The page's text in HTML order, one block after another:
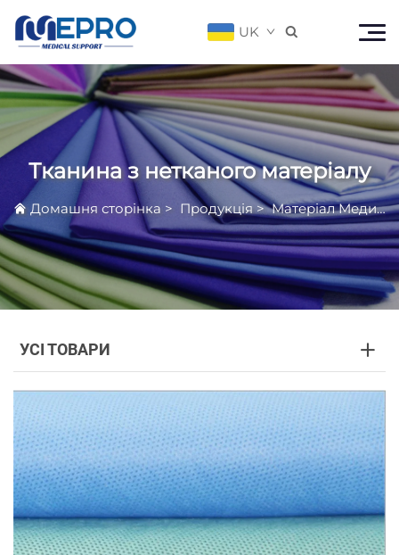
UK 
Тканина з нетканого матеріалу
Домашня сторінка > Продукція>Матеріал Медичної Класифікації Безплетинний
УСІ ТОВАРИ